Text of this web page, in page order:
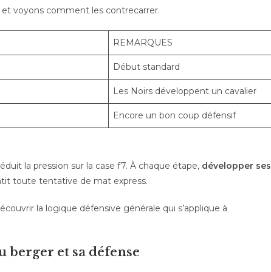
voyons comment les contrecarrer.
REMARQUES
Début standard
Les Noirs développent un cavalier
Encore un bon coup défensif
la pression sur la case f7. À chaque étape, développer ses
toute tentative de mat express.
la logique défensive générale qui s’applique à
berger et sa défense